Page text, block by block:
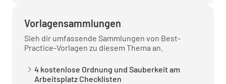
Vorlagensammlungen
Sieh dir umfassende Sammlungen von Best-
Practice-Vorlagen zu diesem Thema an.
4 kostenlose Ordnung und Sauberkeit am
Arbeitsplatz Checklisten